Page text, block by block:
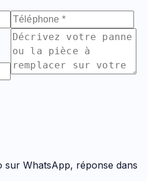
WhatsApp, réponse dans